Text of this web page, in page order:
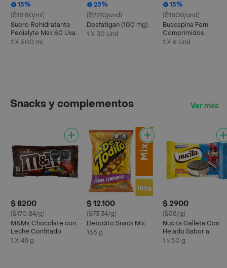
15%
($18.80/ml)
Suero Rehidratante
Pedialyte Max 60 Uva
Frasco 500 mL
1 X 500 mL
25%
($2210/und)
Desfatigan (100 mg)
1 X 30 Und
15%
($1800/und)
Buscapina Fem
Comprimidos
Recubiertos
1 X 6 Und
Snacks y complementos Ver más
$ 8200
($170.84/g)
M&Ms Chocolate con
Leche Confitado
1 X 48 g
$ 12.100
($73.34/g)
Detodito Snack Mix
165 g
$ 2900
($58/g)
Nucita Galleta Con
Helado Sabor a
Chocolate y Crema
1 x 50 g